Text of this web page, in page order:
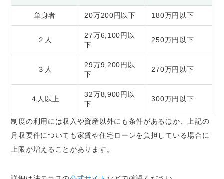
単身者 20万200円以下 180万円以下
２人
27万6,100円以
下
250万円以下
３人
29万9,200円以
下
270万円以下
４人以上
32万8,900円以
下
300万円以下
制度の利用には収入や資産以外にも条件があるほか、上記の
月収要件についても家賃や住宅ローンを負担している場合に
上限が増えることがあります。